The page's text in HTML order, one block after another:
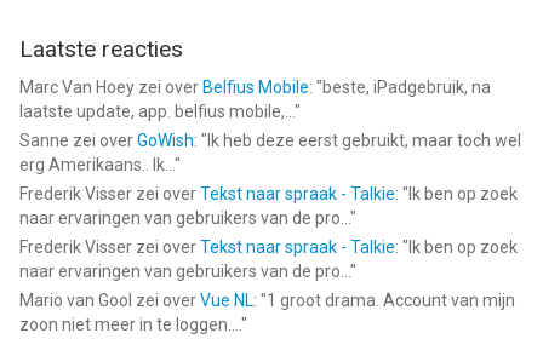
Laatste reacties
Marc Van Hoey zei over Belfius Mobile: "beste, iPadgebruik, na
laatste update, app. belfius mobile,... "
Sanne zei overGoWish: " Ik heb deze eerst gebruikt, maar toch wel
erg Amerikaans.. Ik... "
Frederik Visser zei overTekst naar spraak - Talkie: " Ik ben op zoek
naar ervaringen van gebruikers van de pro... "
Frederik Visser zei overTekst naar spraak - Talkie: " Ik ben op zoek
naar ervaringen van gebruikers van de pro... "
Mario van Gool zei overVue NL: "1 groot drama. Account van mijn
zoon niet meer in te loggen.... "